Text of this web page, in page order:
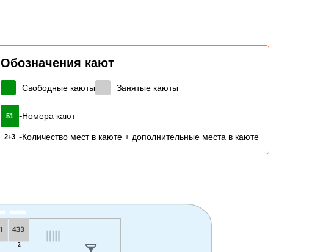
Обозначения кают
Свободные каюты Занятые каюты
51 -Номера кают
2+3 -Количество мест в каюте + дополнительные места в каюте